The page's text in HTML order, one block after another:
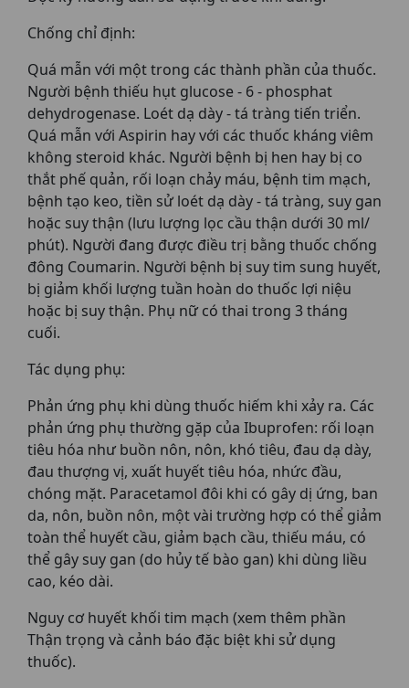
Chống chỉ định:
Quá mẫn với một trong các thành phần của thuốc.
Người bệnh thiếu hụt glucose - 6 - phosphat
dehydrogenase. Loét dạ dày - tá tràng tiến triển.
Quá mẫn với Aspirin hay với các thuốc kháng viêm
không steroid khác. Người bệnh bị hen hay bị co
thắt phế quản, rối loạn chảy máu, bệnh tim mạch,
bệnh tạo keo, tiền sử loét dạ dày - tá tràng, suy gan
hoặc suy thận (lưu lượng lọc cầu thận dưới 30 ml/
phút). Người đang được điều trị bằng thuốc chống
đông Coumarin. Người bệnh bị suy tim sung huyết,
bị giảm khối lượng tuần hoàn do thuốc lợi niệu
hoặc bị suy thận. Phụ nữ có thai trong 3 tháng
cuối.
Tác dụng phụ:
Phản ứng phụ khi dùng thuốc hiếm khi xảy ra. Các
phản ứng phụ thường gặp của Ibuprofen: rối loạn
tiêu hóa như buồn nôn, nôn, khó tiêu, đau dạ dày,
đau thượng vị, xuất huyết tiêu hóa, nhức đầu,
chóng mặt. Paracetamol đôi khi có gây dị ứng, ban
da, nôn, buồn nôn, một vài trường hợp có thể giảm
toàn thể huyết cầu, giảm bạch cầu, thiếu máu, có
thể gây suy gan (do hủy tế bào gan) khi dùng liều
cao, kéo dài.
Nguy cơ huyết khối tim mạch (xem thêm phần
Thận trọng và cảnh báo đặc biệt khi sử dụng
thuốc).